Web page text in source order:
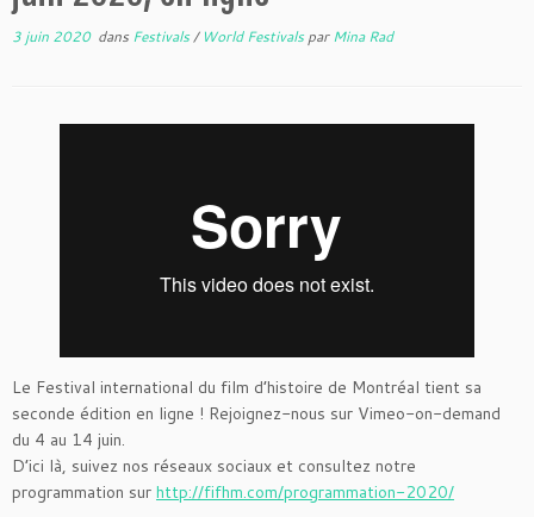
3 juin 2020dans Festivals/ World FestivalsparMina Rad
Le Festival international du film d’histoire de Montréal tient sa
seconde édition en ligne ! Rejoignez-nous sur Vimeo-on-demand
du 4 au 14 juin.
D’ici là, suivez nos réseaux sociaux et consultez notre
programmation sur http://fifhm.com/programmation-2020/